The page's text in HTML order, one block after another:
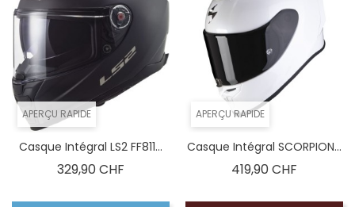
APERÇU RAPIDE
Casque Intégral LS2 FF811...
329,90 CHF
APERÇU RAPIDE
Casque Intégral SCORPION...
419,90 CHF